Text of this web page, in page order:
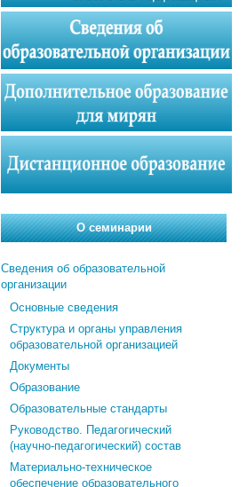
О семинарии
Сведения об образовательной
организации
Основные сведения
Структура и органы управления
образовательной организацией
Документы
Образование
Образовательные стандарты
Руководство. Педагогический
(научно-педагогический) состав
Материально-техническое
обеспечение образовательного